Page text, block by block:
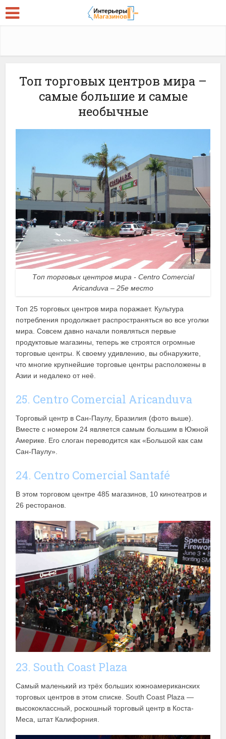
Топ торговых центров мира –
самые большие и самые
необычные
Топ торговых центров мира - Centro Comercial
Aricanduva – 25е место
Топ 25 торговых центров мира поражает. Культура
потребления продолжает распространяться во все уголки
мира. Совсем давно начали появляться первые
продуктовые магазины, теперь же строятся огромные
торговые центры. К своему удивлению, вы обнаружите,
что многие крупнейшие торговые центры расположены в
Азии и недалеко от неё.
25. Centro Comercial Aricanduva
Торговый центр в Сан-Паулу, Бразилия (фото выше).
Вместе с номером 24 является самым большим в Южной
Америке. Его слоган переводится как «Большой как сам
Сан-Паулу».
24. Centro Comercial Santafé
В этом торговом центре 485 магазинов, 10 кинотеатров и
26 ресторанов.
23. South Coast Plaza
Самый маленький из трёх больших южноамериканских
торговых центров в этом списке. South Coast Plaza —
высококлассный, роскошный торговый центр в Коста-
Меса, штат Калифорния.